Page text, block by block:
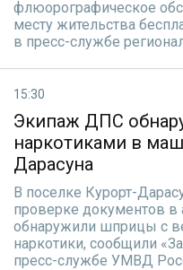
флюорографическое
месту жительства
в пресс-службе
15:30
Экипаж ДПС
наркотиками в
Дарасуна
В поселке Курорт-
проверке документов в
обнаружили шприцы с
наркотики, сообщили
пресс-службе УМВД